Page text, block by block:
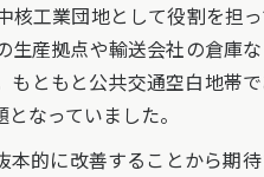
核工業団地として役割を担
生産拠点や輸送会社の倉庫
もともと公共交通空白地帯
なっていました。
的に改善することから期